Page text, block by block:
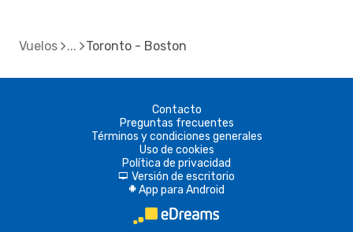
Vuelos Toronto - Boston
Contacto
Preguntas frecuentes
Términos y condiciones generales
Uso de cookies
Política de privacidad
d Versión de escritorio
A App para Android